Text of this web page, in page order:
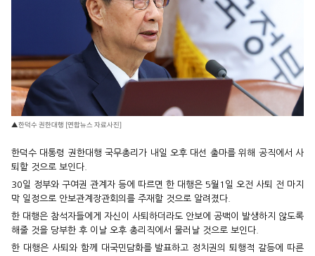
▲한덕수 권한대행 [연합뉴스 자료사진]
한덕수 대통령 권한대행 국무총리가 내일 오후 대선 출마를 위해 공직에서 사
퇴할 것으로 보인다.
30일 정부와 구여권 관계자 등에 따르면 한 대행은 5월1일 오전 사퇴 전 마지
막 일정으로 안보관계장관회의를 주재할 것으로 알려졌다.
한 대행은 참석자들에게 자신이 사퇴하더라도 안보에 공백이 발생하지 않도록
해줄 것을 당부한 후 이날 오후 총리직에서 물러날 것으로 보인다.
한 대행은 사퇴와 함께 대국민담화를 발표하고 정치권의 퇴행적 갈등에 따른